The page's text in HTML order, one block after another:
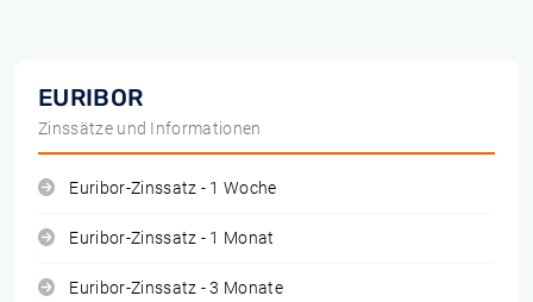
EURIBOR
Zinssätze und Informationen
Euribor-Zinssatz - 1 Woche
Euribor-Zinssatz - 1 Monat
Euribor-Zinssatz - 3 Monate